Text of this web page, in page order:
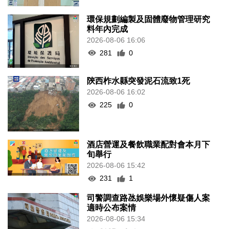
環保規劃編製及固體廢物管理研究
料年內完成
2026-08-06 16:06
281
0
陝西柞水縣突發泥石流致1死
2026-08-06 16:02
225
0
酒店營運及餐飲職業配對會本月下
旬舉行
2026-08-06 15:42
231
1
司警調查路氹娛樂場外懷疑傷人案
適時公布案情
2026-08-06 15:34